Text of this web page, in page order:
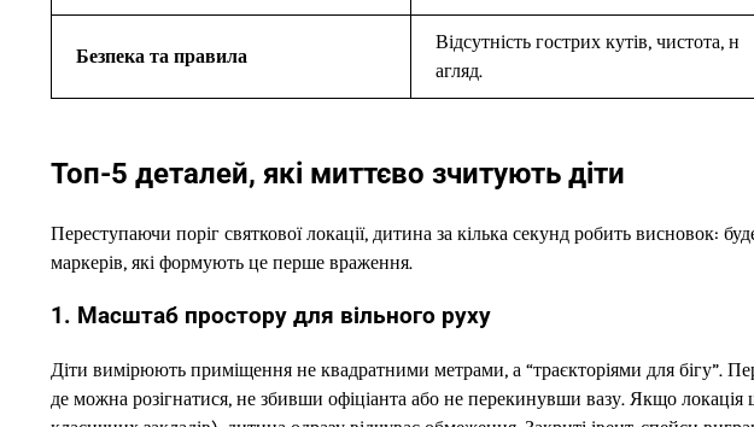
Безпека та правила
Відсутність гострих кутів, чистота, н
агляд.
Топ-5 деталей, які миттєво зчитують діти
Переступаючи поріг святкової локації, дитина за кілька секунд робить висновок:
маркерів, які формують це перше враження.
1. Масштаб простору для вільного руху
Діти вимірюють приміщення не квадратними метрами, а “траєкторіями для бігу”.
де можна розігнатися, не збивши офіціанта або не перекинувши вазу. Якщо локація